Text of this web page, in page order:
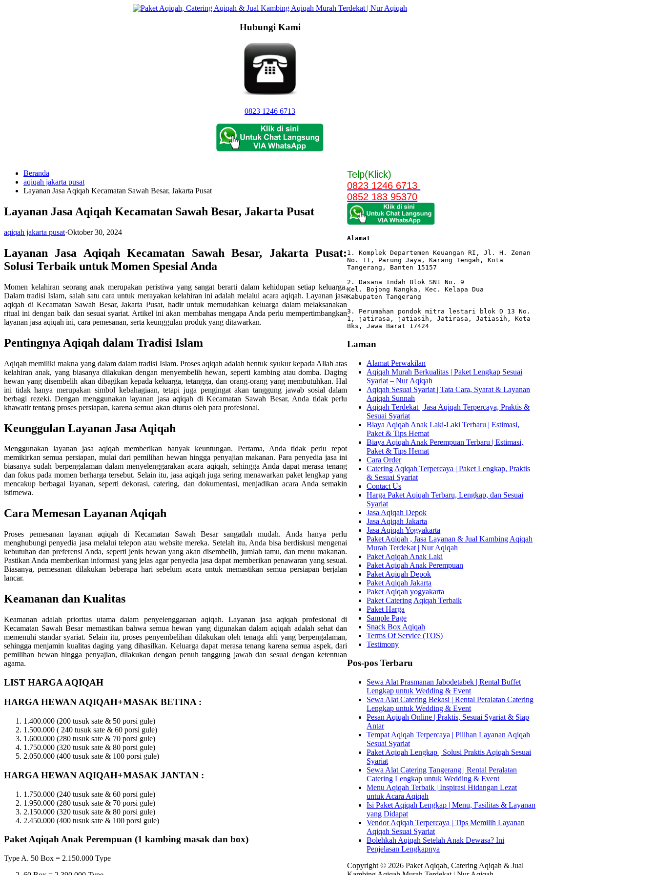
Hubungi Kami
0823 1246 6713
Beranda
aqiqah jakarta pusat
Layanan Jasa Aqiqah Kecamatan Sawah Besar, Jakarta Pusat
Layanan Jasa Aqiqah Kecamatan Sawah Besar, Jakarta Pusat
aqiqah jakarta pusat·Oktober 30, 2024
Layanan Jasa Aqiqah Kecamatan Sawah Besar, Jakarta Pusat:
Solusi Terbaik untuk Momen Spesial Anda
Momen kelahiran seorang anak merupakan peristiwa yang sangat berarti dalam kehidupan setiap keluarga.
Dalam tradisi Islam, salah satu cara untuk merayakan kelahiran ini adalah melalui acara aqiqah. Layanan jasa
aqiqah di Kecamatan Sawah Besar, Jakarta Pusat, hadir untuk memudahkan keluarga dalam melaksanakan
ritual ini dengan baik dan sesuai syariat. Artikel ini akan membahas mengapa Anda perlu mempertimbangkan
layanan jasa aqiqah ini, cara pemesanan, serta keunggulan produk yang ditawarkan.
Pentingnya Aqiqah dalam Tradisi Islam
Aqiqah memiliki makna yang dalam dalam tradisi Islam. Proses aqiqah adalah bentuk syukur kepada Allah atas
kelahiran anak, yang biasanya dilakukan dengan menyembelih hewan, seperti kambing atau domba. Daging
hewan yang disembelih akan dibagikan kepada keluarga, tetangga, dan orang-orang yang membutuhkan. Hal
ini tidak hanya merupakan simbol kebahagiaan, tetapi juga pengingat akan tanggung jawab sosial dalam
berbagi rezeki. Dengan menggunakan layanan jasa aqiqah di Kecamatan Sawah Besar, Anda tidak perlu
khawatir tentang proses persiapan, karena semua akan diurus oleh para profesional.
Keunggulan Layanan Jasa Aqiqah
Menggunakan layanan jasa aqiqah memberikan banyak keuntungan. Pertama, Anda tidak perlu repot
memikirkan semua persiapan, mulai dari pemilihan hewan hingga penyajian makanan. Para penyedia jasa ini
biasanya sudah berpengalaman dalam menyelenggarakan acara aqiqah, sehingga Anda dapat merasa tenang
dan fokus pada momen berharga tersebut. Selain itu, jasa aqiqah juga sering menawarkan paket lengkap yang
mencakup berbagai layanan, seperti dekorasi, catering, dan dokumentasi, menjadikan acara Anda semakin
istimewa.
Cara Memesan Layanan Aqiqah
Proses pemesanan layanan aqiqah di Kecamatan Sawah Besar sangatlah mudah. Anda hanya perlu
menghubungi penyedia jasa melalui telepon atau website mereka. Setelah itu, Anda bisa berdiskusi mengenai
kebutuhan dan preferensi Anda, seperti jenis hewan yang akan disembelih, jumlah tamu, dan menu makanan.
Pastikan Anda memberikan informasi yang jelas agar penyedia jasa dapat memberikan penawaran yang sesuai.
Biasanya, pemesanan dilakukan beberapa hari sebelum acara untuk memastikan semua persiapan berjalan
lancar.
Keamanan dan Kualitas
Keamanan adalah prioritas utama dalam penyelenggaraan aqiqah. Layanan jasa aqiqah profesional di
Kecamatan Sawah Besar memastikan bahwa semua hewan yang digunakan dalam aqiqah adalah sehat dan
memenuhi standar syariat. Selain itu, proses penyembelihan dilakukan oleh tenaga ahli yang berpengalaman,
sehingga menjamin kualitas daging yang dihasilkan. Keluarga dapat merasa tenang karena semua aspek, dari
pemilihan hewan hingga penyajian, dilakukan dengan penuh tanggung jawab dan sesuai dengan ketentuan
agama.
LIST HARGA AQIQAH
HARGA HEWAN AQIQAH+MASAK BETINA :
1.400.000 (200 tusuk sate & 50 porsi gule)
1.500.000 ( 240 tusuk sate & 60 porsi gule)
1.600.000 (280 tusuk sate & 70 porsi gule)
1.750.000 (320 tusuk sate & 80 porsi gule)
2.050.000 (400 tusuk sate & 100 porsi gule)
HARGA HEWAN AQIQAH+MASAK JANTAN :
1.750.000 (240 tusuk sate & 60 porsi gule)
1.950.000 (280 tusuk sate & 70 porsi gule)
2.150.000 (320 tusuk sate & 80 porsi gule)
2.450.000 (400 tusuk sate & 100 porsi gule)
Paket Aqiqah Anak Perempuan (1 kambing masak dan box)
Type A. 50 Box = 2.150.000 Type
Telp(Klick)
0823 1246 6713
0852 183 95370
Alamat
1. Komplek Departemen Keuangan RI, Jl. H. Zenan
No. 11, Parung Jaya, Karang Tengah, Kota
Tangerang, Banten 15157
2. Dasana Indah Blok SN1 No. 9
Kel. Bojong Nangka, Kec. Kelapa Dua
Kabupaten Tangerang
3. Perumahan pondok mitra lestari blok D 13 No.
1, jatirasa, jatiasih, Jatirasa, Jatiasih, Kota
Bks, Jawa Barat 17424
Laman
Alamat Perwakilan
Aqiqah Murah Berkualitas | Paket Lengkap Sesuai
Syariat – Nur Aqiqah
Aqiqah Sesuai Syariat | Tata Cara, Syarat & Layanan
Aqiqah Sunnah
Aqiqah Terdekat | Jasa Aqiqah Terpercaya, Praktis &
Sesuai Syariat
Biaya Aqiqah Anak Laki-Laki Terbaru | Estimasi,
Paket & Tips Hemat
Biaya Aqiqah Anak Perempuan Terbaru | Estimasi,
Paket & Tips Hemat
Cara Order
Catering Aqiqah Terpercaya | Paket Lengkap, Praktis
& Sesuai Syariat
Contact Us
Harga Paket Aqiqah Terbaru, Lengkap, dan Sesuai
Syariat
Jasa Aqiqah Depok
Jasa Aqiqah Jakarta
Jasa Aqiqah Yogyakarta
Paket Aqiqah , Jasa Layanan & Jual Kambing Aqiqah
Murah Terdekat | Nur Aqiqah
Paket Aqiqah Anak Laki
Paket Aqiqah Anak Perempuan
Paket Aqiqah Depok
Paket Aqiqah Jakarta
Paket Aqiqah yogyakarta
Paket Catering Aqiqah Terbaik
Paket Harga
Sample Page
Snack Box Aqiqah
Terms Of Service (TOS)
Testimony
Pos-pos Terbaru
Sewa Alat Prasmanan Jabodetabek | Rental Buffet
Lengkap untuk Wedding & Event
Sewa Alat Catering Bekasi | Rental Peralatan Catering
Lengkap untuk Wedding & Event
Pesan Aqiqah Online | Praktis, Sesuai Syariat & Siap
Antar
Tempat Aqiqah Terpercaya | Pilihan Layanan Aqiqah
Sesuai Syariat
Paket Aqiqah Lengkap | Solusi Praktis Aqiqah Sesuai
Syariat
Sewa Alat Catering Tangerang | Rental Peralatan
Catering Lengkap untuk Wedding & Event
Menu Aqiqah Terbaik | Inspirasi Hidangan Lezat
untuk Acara Aqiqah
Isi Paket Aqiqah Lengkap | Menu, Fasilitas & Layanan
yang Didapat
Vendor Aqiqah Terpercaya | Tips Memilih Layanan
Aqiqah Sesuai Syariat
Bolehkah Aqiqah Setelah Anak Dewasa? Ini
Penjelasan Lengkapnya
Copyright © 2026 Paket Aqiqah, Catering Aqiqah & Jual